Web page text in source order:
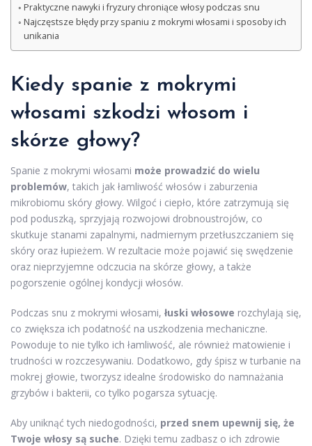
Praktyczne nawyki i fryzury chroniące włosy podczas snu
Najczęstsze błędy przy spaniu z mokrymi włosami i sposoby ich
unikania
Kiedy spanie z mokrymi
włosami szkodzi włosom i
skórze głowy?
Spanie z mokrymi włosami może prowadzić do wielu
problemów, takich jak łamliwość włosów i zaburzenia
mikrobiomu skóry głowy. Wilgoć i ciepło, które zatrzymują się
pod poduszką, sprzyjają rozwojowi drobnoustrojów, co
skutkuje stanami zapalnymi, nadmiernym przetłuszczaniem się
skóry oraz łupieżem. W rezultacie może pojawić się swędzenie
oraz nieprzyjemne odczucia na skórze głowy, a także
pogorszenie ogólnej kondycji włosów.
Podczas snu z mokrymi włosami, łuski włosowe rozchylają się,
co zwiększa ich podatność na uszkodzenia mechaniczne.
Powoduje to nie tylko ich łamliwość, ale również matowienie i
trudności w rozczesywaniu. Dodatkowo, gdy śpisz w turbanie na
mokrej głowie, tworzysz idealne środowisko do namnażania
grzybów i bakterii, co tylko pogarsza sytuację.
Aby uniknąć tych niedogodności, przed snem upewnij się, że
Twoje włosy są suche. Dzięki temu zadbasz o ich zdrowie